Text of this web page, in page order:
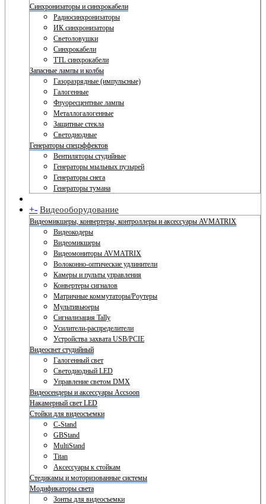
Синхронизаторы и синхрокабели
Радиосинхронизаторы
ИК синхронизаторы
Светоловушки
Синхрокабели
TTL синхрокабели
Запасные лампы и колбы
Газоразрядные (импульсные)
Галогенные
Флуоресцентные лампы
Металлогалогенные
Защитные стекла
Светодиодные
Генераторы спецэффектов
Вентиляторы студийные
Генераторы мыльных пузырей
Генераторы снега
Генераторы тумана
+- Видеооборудование
Видеомикшеры, конвертеры, контроллеры и аксессуары AVMATRIX
Видеокодеры
Видеомикшеры
Видеомониторы AVMATRIX
Волоконно-оптические удлинители
Камеры и пульты управления
Конвертеры сигналов
Матричные коммутаторы/Роутеры
Мультивьюеры
Сигнализация Tally
Усилители-распределители
Устройства захвата USB/PCIE
Видеосвет студийный
Галогенный свет
Светодиодный LED
Управление светом DMX
Видеосендеры и аксессуары Accsoon
Накамерный свет LED
Стойки для видеосъемки
C-Stand
GBStand
MultiStand
Titan
Аксессуары к стойкам
Стедикамы и моторизованные системы
Модификаторы света
Зонты для видеосъемки